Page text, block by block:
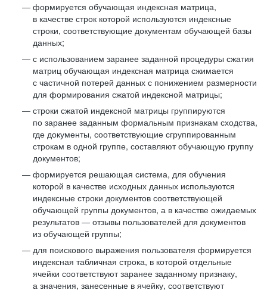
формируется обучающая индексная матрица,
в качестве строк которой используются индексные
строки, соответствующие документам обучающей базы
данных;
с использованием заранее заданной процедуры сжатия
матриц обучающая индексная матрица сжимается
с частичной потерей данных с понижением размерности
для формирования сжатой индексной матрицы;
строки сжатой индексной матрицы группируются
по заранее заданным формальным признакам сходства,
где документы, соответствующие сгруппированным
строкам в одной группе, составляют обучающую группу
документов;
формируется решающая система, для обучения
которой в качестве исходных данных используются
индексные строки документов соответствующей
обучающей группы документов, а в качестве ожидаемых
результатов — отзывы пользователей для документов
из обучающей группы;
для поискового выражения пользователя формируется
индексная табличная строка, в которой отдельные
ячейки соответствуют заранее заданному признаку,
а значения, занесенные в ячейку, соответствуют